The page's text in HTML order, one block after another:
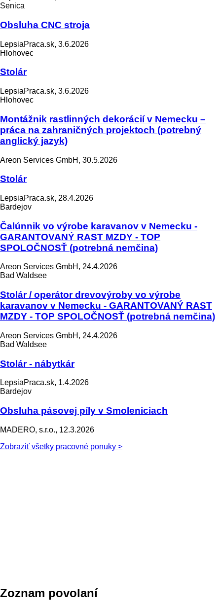
Senica
Obsluha CNC stroja
LepsiaPraca.sk, 3.6.2026
Hlohovec
Stolár
LepsiaPraca.sk, 3.6.2026
Hlohovec
Montážnik rastlinných dekorácií v Nemecku –
práca na zahraničných projektoch (potrebný
anglický jazyk)
Areon Services GmbH, 30.5.2026
Stolár
LepsiaPraca.sk, 28.4.2026
Bardejov
Čalúnnik vo výrobe karavanov v Nemecku -
GARANTOVANÝ RAST MZDY - TOP
SPOLOČNOSŤ (potrebná nemčina)
Areon Services GmbH, 24.4.2026
Bad Waldsee
Stolár / operátor drevovýroby vo výrobe
karavanov v Nemecku - GARANTOVANÝ RAST
MZDY - TOP SPOLOČNOSŤ (potrebná nemčina)
Areon Services GmbH, 24.4.2026
Bad Waldsee
Stolár - nábytkár
LepsiaPraca.sk, 1.4.2026
Bardejov
Obsluha pásovej píly v Smoleniciach
MADERO, s.r.o., 12.3.2026
Zobraziť všetky pracovné ponuky >
Zoznam povolaní